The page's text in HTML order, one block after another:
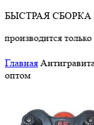
БЫСТРАЯ СБОРКА
только
Главная
оптом